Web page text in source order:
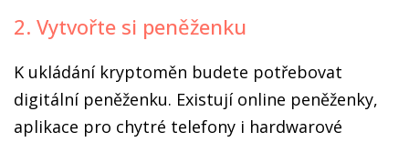
2. Vytvořte si peněženku
K ukládání kryptoměn budete potřebovat
digitální peněženku. Existují online peněženky,
aplikace pro chytré telefony i hardwarové